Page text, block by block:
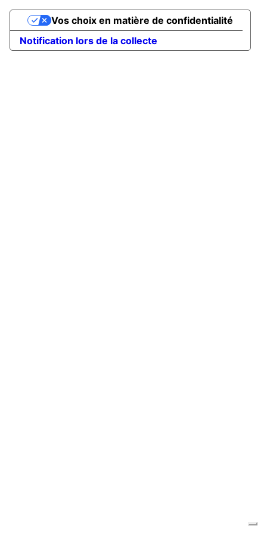
Notification lors de la collecte
Vos choix en matière de confidentialité